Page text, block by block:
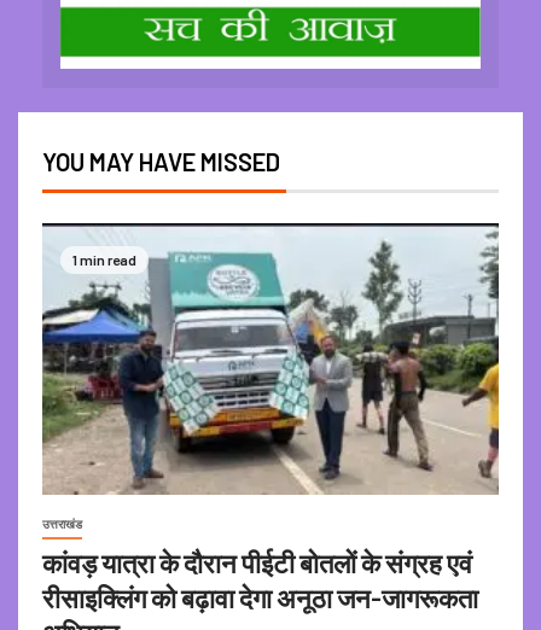
YOU MAY HAVE MISSED
1 min read
उत्तराखंड
कांवड़ यात्रा के दौरान पीईटी बोतलों के संग्रह एवं
रीसाइक्लिंग को बढ़ावा देगा अनूठा जन-जागरूकता